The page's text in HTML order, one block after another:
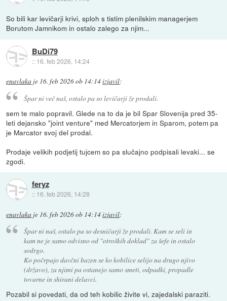
So bili kar levičarji krivi, sploh s tistim plenilskim managerjem
Borutom Jamnikom in ostalo zalego za njim...
BuDi79
:: 16. feb 2026, 14:24
enavlaka je 16. feb 2026 ob 14:14izjavil:
Špar ni več naš, ostalo pa so levičarji že prodali.
sem te malo popravil. Glede na to da je bil Spar Slovenija pred 35-
leti dejansko "joint venture" med Mercatorjem in Sparom, potem pa
je Marcator svoj del prodal.
Prodaje velikih podjetij tujcem so pa slučajno podpisali levaki... se
zgodi.
feryz
:: 16. feb 2026, 14:28
enavlaka je 16. feb 2026 ob 14:14izjavil:
Špar ni naš, ostalo pa so desničarji že prodali. Kam se seli in
kam ne je samo odvisno od "otroških doklad" za šefe in ostalo
sodrgo.
Ko počrpajo davčni bazen se ko kobilice selijo na drugo njivo
(državo), za njimi pa ostanejo samo smeti, odpadki, propadle
tovarne in shirani delavci.
Pozabil si povedati, da od teh kobilic živite vi, zajedalski paraziti.